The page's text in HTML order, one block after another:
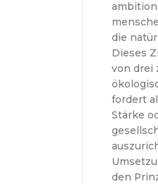
die
Dieses
von drei
fordert
Stärke
den